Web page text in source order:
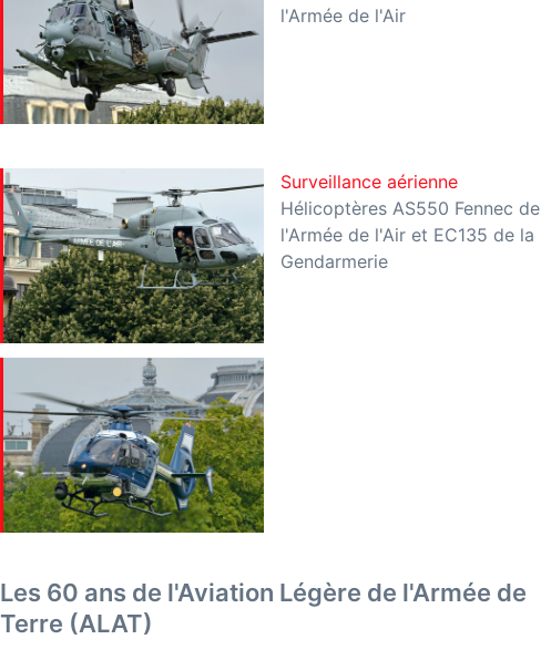
l'Armée de l'Air
Surveillance aérienne
Hélicoptères AS550 Fennec de
l'Armée de l'Air et EC135 de la
Gendarmerie
Les 60 ans de l'Aviation Légère de l'Armée de
Terre (ALAT)